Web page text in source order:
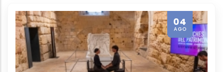
04
AGO